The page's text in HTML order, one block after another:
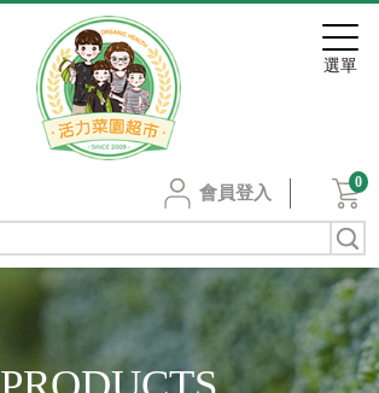
會員登入
0